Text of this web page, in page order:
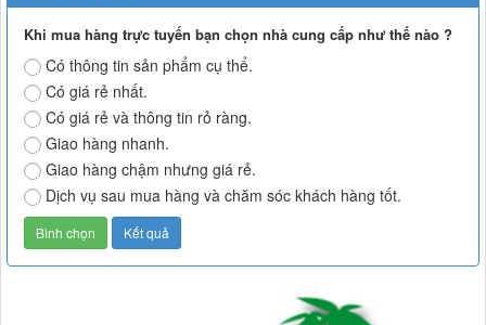
Khi mua hàng trực tuyến bạn chọn nhà cung cấp như thế nào ?
Có thông tin sản phẩm cụ thể.
Có giá rẻ nhất.
Có giá rẻ và thông tin rỏ ràng.
Giao hàng nhanh.
Giao hàng chậm nhưng giá rẻ.
Dịch vụ sau mua hàng và chăm sóc khách hàng tốt.